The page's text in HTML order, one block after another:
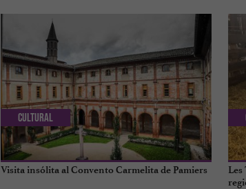
Visita insólita al Convento Carmelita de Pamiers
Cultural